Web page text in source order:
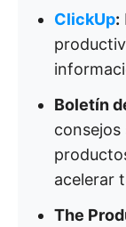
ClickUp:
Boletín
consejos
acelerar
The